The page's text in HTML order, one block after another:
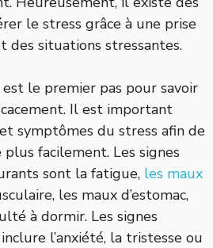
le stress grâce à une prise
des situations stressantes.
est le premier pas pour savoir
Il est important
symptômes du stress afin de
facilement. Les signes
sont la fatigue, les maux
les maux d’estomac,
à dormir. Les signes
l’anxiété, la tristesse ou